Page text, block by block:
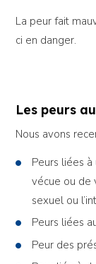
La peur fait
ci en danger.
Les peurs
Nous avons
Peurs liées
vécue ou de
sexuel ou
Peurs liées
Peur des